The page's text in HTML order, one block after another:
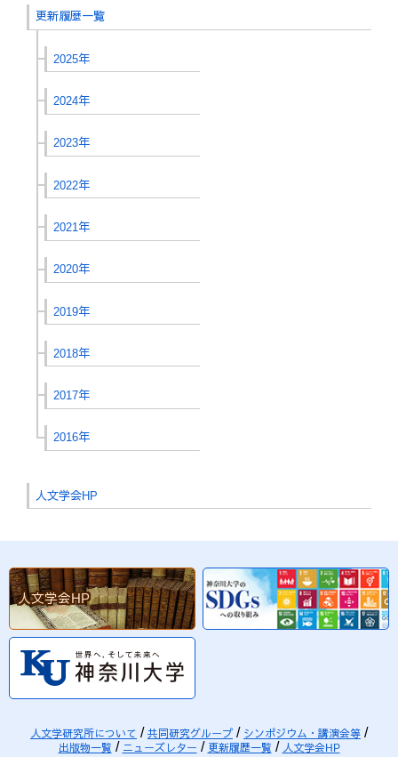
更新履歴一覧
2025年
2024年
2023年
2022年
2021年
2020年
2019年
2018年
2017年
2016年
人文学会HP
人文学会HP
人文学研究所について 共同研究グループ
シンポジウム・講演会等
出版物一覧
ニューズレター 更新履歴一覧 人文学会HP